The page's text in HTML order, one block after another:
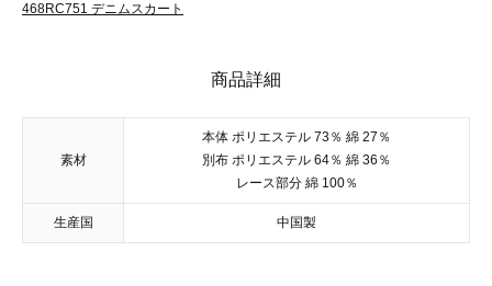
468RC751 デニムスカート
商品詳細
素材
本体 ポリエステル 73％ 綿 27％
別布 ポリエステル 64％ 綿 36％
レース部分 綿 100％
生産国 中国製